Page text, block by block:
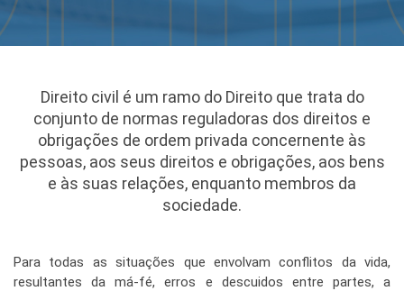
Direito civil é um ramo do Direito que trata do
conjunto de normas reguladoras dos direitos e
obrigações de ordem privada concernente às
pessoas, aos seus direitos e obrigações, aos bens
e às suas relações, enquanto membros da
sociedade.
Para todas as situações que envolvam conflitos da vida,
resultantes da má-fé, erros e descuidos entre partes, a